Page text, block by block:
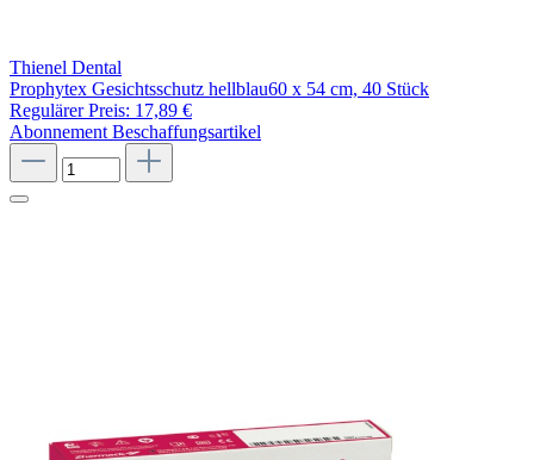
Thienel Dental
Prophytex Gesichtsschutz hellblau60 x 54 cm, 40 Stück
Regulärer Preis: 17,89 €
Abonnement Beschaffungsartikel